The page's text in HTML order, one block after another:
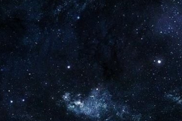
Plus de 2800 critiques de